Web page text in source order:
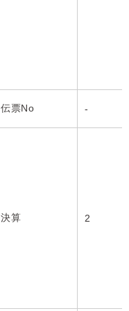
伝票No -
決算 2